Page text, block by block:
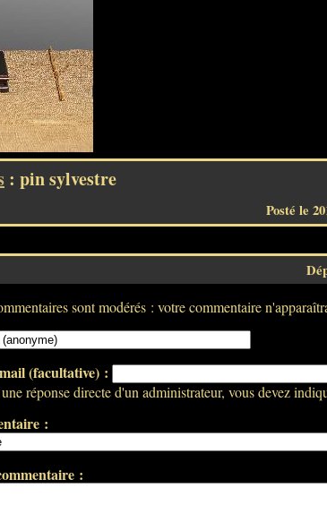
: pin sylvestre
Posté le
sont modérés : votre commentaire
(facultative) :
réponse directe d'un administrateur, vous devez
:
: